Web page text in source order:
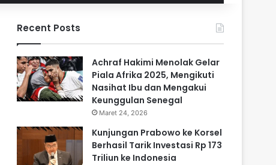
for
Recent Posts
Achraf Hakimi Menolak Gelar
Piala Afrika 2025, Mengikuti
Nasihat Ibu dan Mengakui
Keunggulan Senegal
Maret 24, 2026
Kunjungan Prabowo ke Korsel
Berhasil Tarik Investasi Rp 173
Triliun ke Indonesia